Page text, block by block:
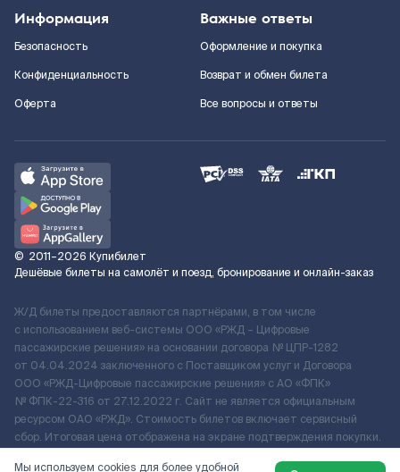
Информация
Безопасность
Конфиденциальность
Оферта
Важные ответы
Оформление и покупка
Возврат и обмен билета
Все вопросы и ответы
© 2011–2026 Купибилет
Дешёвые билеты на самолёт и поезд, бронирование и онлайн-заказ
Ж/Д билеты предоставляются партнёрами, в том числе
с использованием веб-системы ООО «РЖД – Цифровые
пассажирские решения» на основании договора № ЦПР-1282
от 04.04.2024 заключенного с Поставщиком услуг и Договора
ООО «РЖД-Цифровые пассажирские решения» c АО «ФПК»
№ ФПК-22-316 от 27.12.2022 г. Сайт не является официальным
ресурсом ОАО «РЖД». Стоимость билетов включает сервисный
сбор. Итоговая цена отображена на экране подтверждения покупки.
Мы используем cookies для более удобной